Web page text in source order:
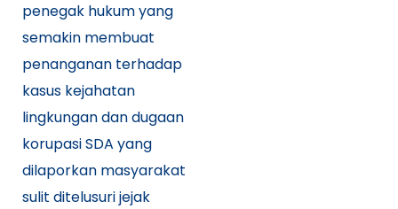
penegak hukum yang
semakin membuat
penanganan terhadap
kasus kejahatan
lingkungan dan dugaan
korupasi SDA yang
dilaporkan masyarakat
sulit ditelusuri jejak